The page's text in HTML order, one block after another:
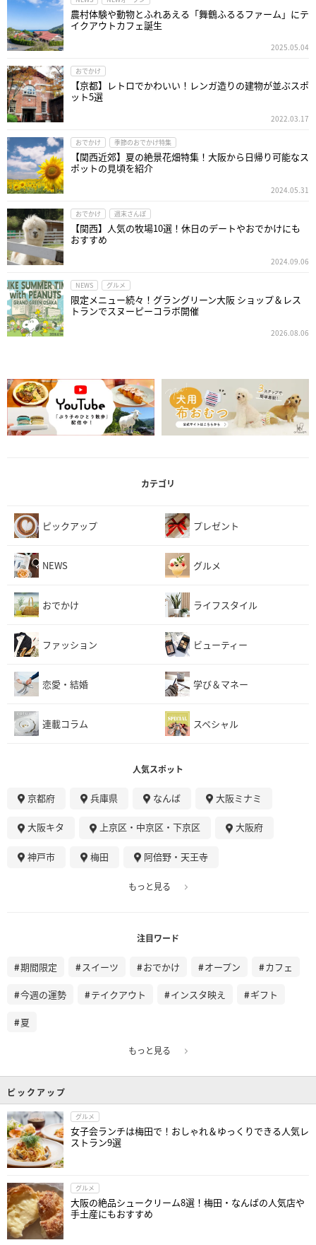
農村体験や動物とふれあえる「舞鶴ふるるファーム」にテ
イクアウトカフェ誕生
2025.05.04
おでかけ
【京都】レトロでかわいい！レンガ造りの建物が並ぶスポ
ット5選
2022.03.17
おでかけ 季節のおでかけ特集
【関西近郊】夏の絶景花畑特集！大阪から日帰り可能なス
ポットの見頃を紹介
2024.05.31
おでかけ 週末さんぽ
【関西】人気の牧場10選！休日のデートやおでかけにも
おすすめ
2024.09.06
NEWS グルメ
限定メニュー続々！グラングリーン大阪 ショップ＆レス
トランでスヌーピーコラボ開催
2026.08.06
カテゴリ
ピックアップ プレゼント
NEWS グルメ
おでかけ ライフスタイル
ファッション ビューティー
恋愛・結婚 学び＆マネー
連載コラム スペシャル
人気スポット
京都府 兵庫県 なんば 大阪ミナミ
大阪キタ 上京区・中京区・下京区 大阪府
神戸市 梅田 阿倍野・天王寺
もっと見る
注目ワード
期間限定 スイーツ おでかけ オープン カフェ
今週の運勢 テイクアウト インスタ映え ギフト
夏
もっと見る
ピックアップ
グルメ
女子会ランチは梅田で！おしゃれ＆ゆっくりできる人気レ
ストラン9選
グルメ
大阪の絶品シュークリーム8選！梅田・なんばの人気店や
手土産にもおすすめ